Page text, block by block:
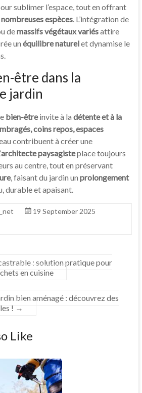
sublimer l’espace, tout en offrant
espèces. L’intégration de
demassifs végétaux variésattire
un équilibre naturelet dynamise le
être dans la
jardin
bien-êtreinvite à la détente et à la
coins repos, espaces
contribuent à créer une
architecte paysagisteplace toujours
au centre, tout en préservant
, faisant du jardin un prolongement
durable et apaisant.
19 September 2025
: solution pratique pour
en cuisine
bien aménagé : découvrez des
! →
Like